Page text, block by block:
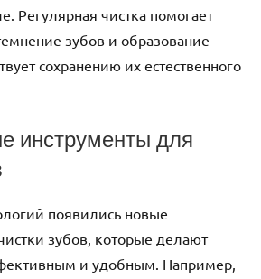
Регулярная чистка помогает
зубов и образование
сохранению их естественного
инструменты для
появились новые
зубов, которые делают
и удобным. Например,